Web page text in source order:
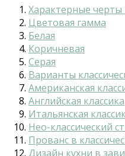
Характерные черты
Цветовая гамма
Белая
Коричневая
Серая
Варианты
Американская
Английская классика
Итальянская
Нео-классический
Прованс в
Дизайн кухни в